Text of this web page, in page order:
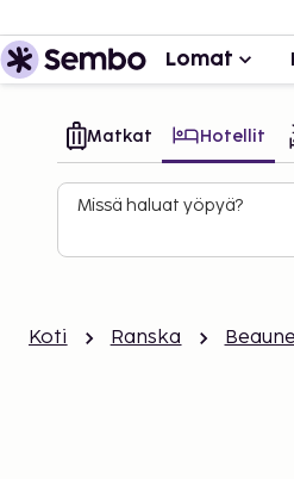
Lomat
Matkat Hotellit
Missä haluat yöpyä?
Koti Ranska Beaune